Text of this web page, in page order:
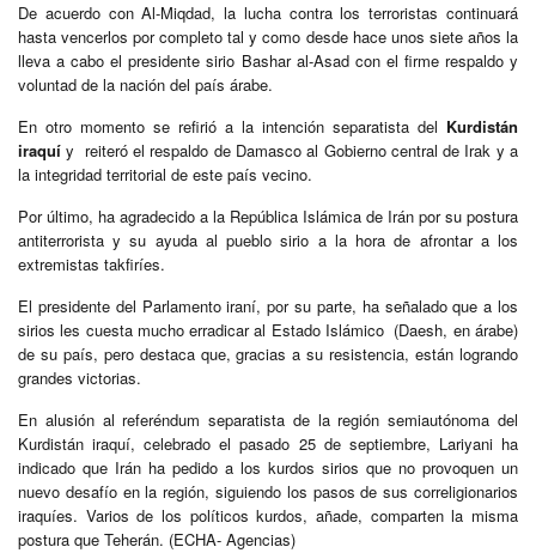
De acuerdo con Al-Miqdad, la lucha contra los terroristas continuará
hasta vencerlos por completo tal y como desde hace unos siete años la
lleva a cabo el presidente sirio Bashar al-Asad con el firme respaldo y
voluntad de la nación del país árabe.
En otro momento se refirió a la intención separatista del Kurdistán
iraquí y reiteró el respaldo de Damasco al Gobierno central de Irak y a
la integridad territorial de este país vecino.
Por último, ha agradecido a la República Islámica de Irán por su postura
antiterrorista y su ayuda al pueblo sirio a la hora de afrontar a los
extremistas takfiríes.
El presidente del Parlamento iraní, por su parte, ha señalado que a los
sirios les cuesta mucho erradicar al Estado Islámico (Daesh, en árabe)
de su país, pero destaca que, gracias a su resistencia, están logrando
grandes victorias.
En alusión al referéndum separatista de la región semiautónoma del
Kurdistán iraquí, celebrado el pasado 25 de septiembre, Lariyani ha
indicado que Irán ha pedido a los kurdos sirios que no provoquen un
nuevo desafío en la región, siguiendo los pasos de sus correligionarios
iraquíes. Varios de los políticos kurdos, añade, comparten la misma
postura que Teherán. (ECHA- Agencias)